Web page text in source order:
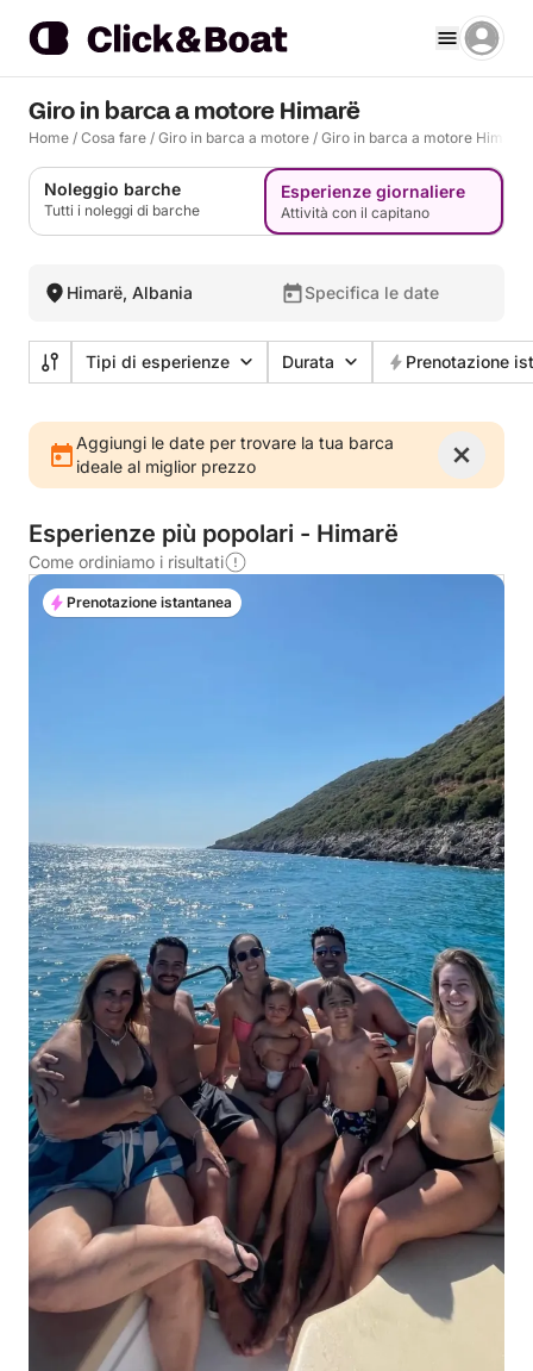
Giro in barca a motore Himarë
Home / Cosa fare / Giro in barca a motore / Giro in barca a motore Himarë
Noleggio barche
Tutti i noleggi di barche
Esperienze giornaliere
Attività con il capitano
Himarë, Albania Specifica le date
Tipi di esperienze Durata Prenotazione
Aggiungi le date per trovare la tua barca
ideale al miglior prezzo
Esperienze più popolari - Himarë
Come ordiniamo i risultati
Prenotazione istantanea